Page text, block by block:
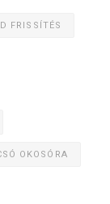
FRISSÍTÉS
OKOSÓRA